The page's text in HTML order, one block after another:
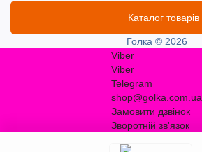
Каталог товарів
Голка © 2026
Viber
Viber
Telegram
shop@golka.com.ua
Замовити дзвінок
Зворотній зв'язок